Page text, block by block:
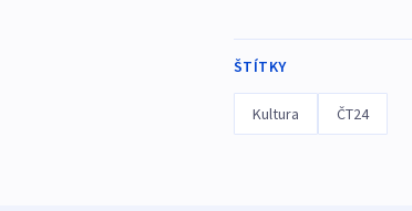
ŠTÍTKY
Kultura ČT24